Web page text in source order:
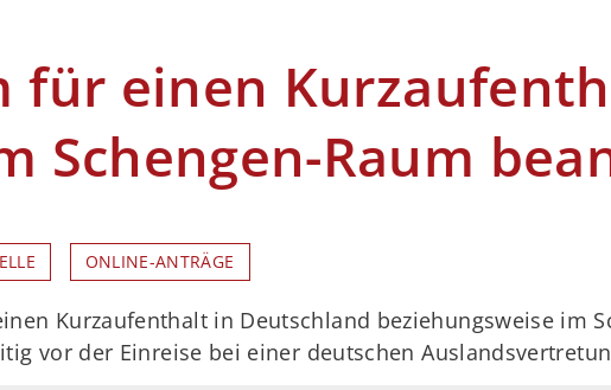
für einen
Schengen-Raum
ONLINE-ANTRÄGE
Kurzaufenthalt in Deutschland beziehungsweise im
vor der Einreise bei einer deutschen